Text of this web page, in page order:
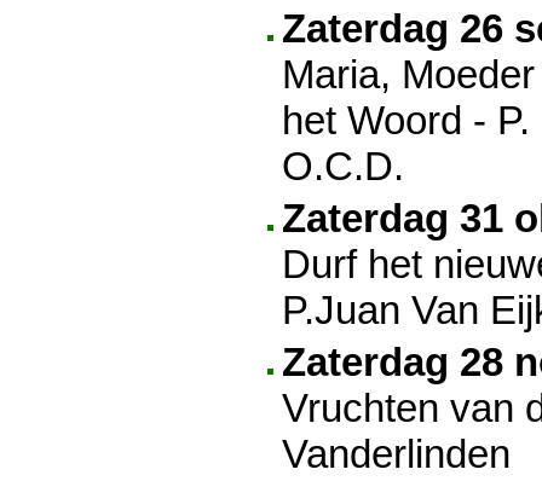
Zaterdag 26
Maria,
het Woord -
O.C.D.
Zaterdag 31
Durf het
P.Juan Van
Zaterdag 28
Vruchten van
Vanderlinden